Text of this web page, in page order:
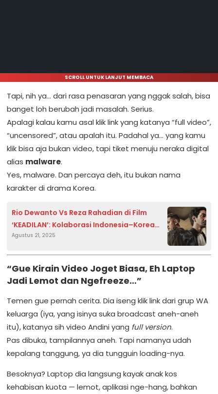
SCROLL UNTUK LANJUT MEMBACA
Tapi, nih ya… dari rasa penasaran yang nggak salah, bisa
banget loh berubah jadi masalah. Serius.
Apalagi kalau kamu asal klik link yang katanya “full video”,
“uncensored”, atau apalah itu. Padahal ya… yang kamu
klik bisa aja bukan video, tapi tiket menuju neraka digital
alias malware.
Yes, malware. Dan percaya deh, itu bukan nama
karakter di drama Korea.
Rio Dewanto Vs Reza Rahadian di Film
‘KEADILAN’: Kolaborasi Indonesia–Korea
Angkat Isu Sosial Berat
Agustus 21, 2025
“Gue Kirain Video Joget Biasa, Eh Laptop
Jadi Lemot dan Ngefreeze…”
Temen gue pernah cerita. Dia iseng klik link dari grup WA
keluarga (iya, yang isinya suka broadcast aneh-aneh
itu), katanya sih video Andini yang full version.
Pas dibuka, tampilannya aneh. Tapi namanya udah
kepalang tanggung, ya dia tungguin loading-nya.
Besoknya? Laptop dia langsung kayak anak kos
kehabisan kuota — lemot, aplikasi nge-hang, bahkan